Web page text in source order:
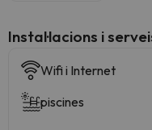
Instal·lacions i
Wifi i Internet
piscines